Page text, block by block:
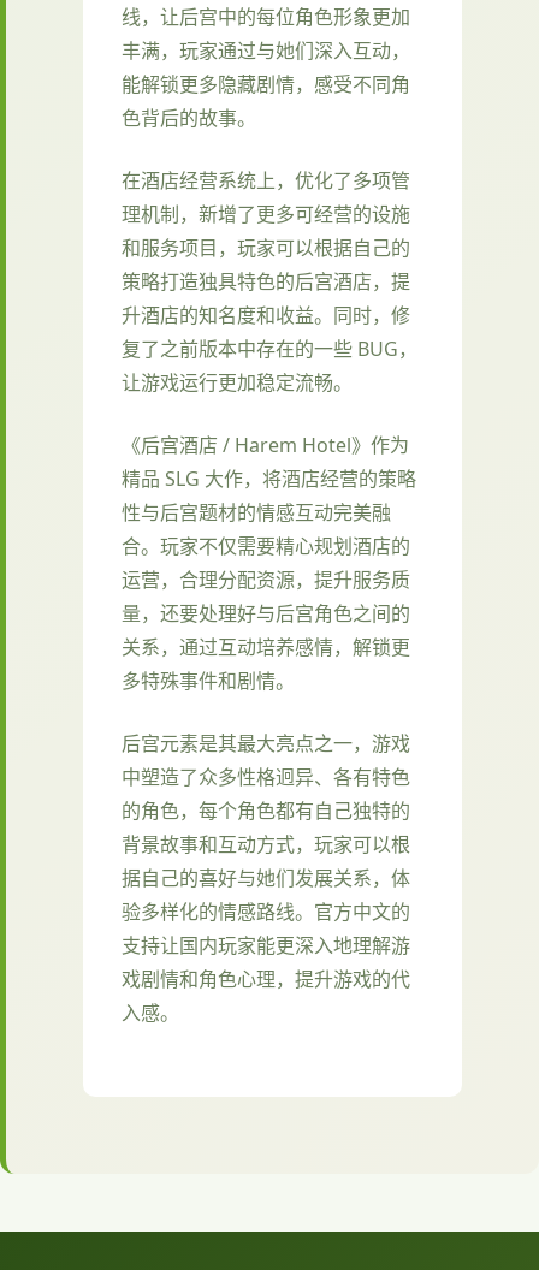
线，让后宫中的每位角色形象更加
丰满，玩家通过与她们深入互动，
能解锁更多隐藏剧情，感受不同角
色背后的故事。
在酒店经营系统上，优化了多项管
理机制，新增了更多可经营的设施
和服务项目，玩家可以根据自己的
策略打造独具特色的后宫酒店，提
升酒店的知名度和收益。同时，修
复了之前版本中存在的一些 BUG，
让游戏运行更加稳定流畅。
《后宫酒店 / Harem Hotel》作为
精品 SLG 大作，将酒店经营的策略
性与后宫题材的情感互动完美融
合。玩家不仅需要精心规划酒店的
运营，合理分配资源，提升服务质
量，还要处理好与后宫角色之间的
关系，通过互动培养感情，解锁更
多特殊事件和剧情。
后宫元素是其最大亮点之一，游戏
中塑造了众多性格迥异、各有特色
的角色，每个角色都有自己独特的
背景故事和互动方式，玩家可以根
据自己的喜好与她们发展关系，体
验多样化的情感路线。官方中文的
支持让国内玩家能更深入地理解游
戏剧情和角色心理，提升游戏的代
入感。